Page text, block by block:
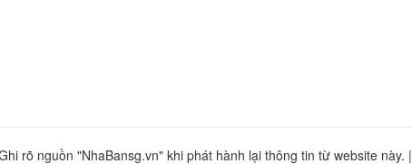
rõ nguồn "NhaBansg.vn" khi phát hành lại thông tin từ website này. |